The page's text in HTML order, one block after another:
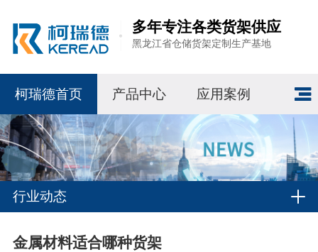
多年专注各类货架供应
黑龙江省仓储货架定制生产基地
柯瑞德首页 产品中心 应用案例
行业动态
金属材料适合哪种货架